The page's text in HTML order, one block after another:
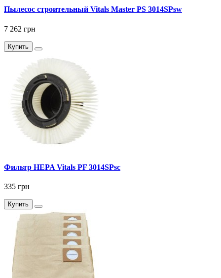
Пылесос строительный Vitals Master PS 3014SPsw
7 262 грн
Купить
Фильтр HEPA Vitals PF 3014SPsc
335 грн
Купить